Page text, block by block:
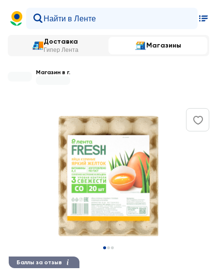
Доставка
Гипер Лента
Магазины
Магазин в г.
Баллы за отзыв